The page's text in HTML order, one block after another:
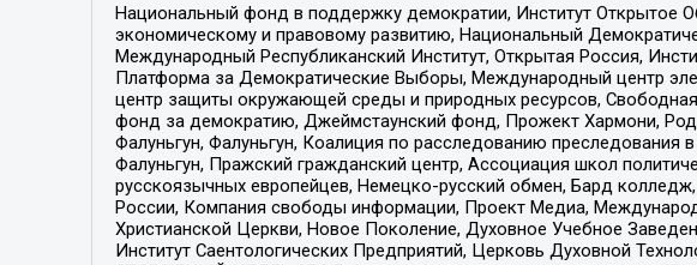
Национальный фонд в поддержку демократии, Институт
экономическому и правовому развитию, Национальный
Международный Республиканский Институт, Открытая Россия,
Платформа за Демократические Выборы, Международный центр
центр защиты окружающей среды и природных ресурсов,
фонд за демократию, Джеймстаунский фонд, Прожект Хармони,
Фалуньгун, Фалуньгун, Коалиция по расследованию
Фалуньгун, Пражский гражданский центр, Ассоциация школ
русскоязычных европейцев, Немецко-русский обмен, Бард
России, Компания свободы информации, Проект Медиа,
Христианской Церкви, Новое Поколение, Духовное Учебное
Институт Саентологических Предприятий, Церковь Духовной